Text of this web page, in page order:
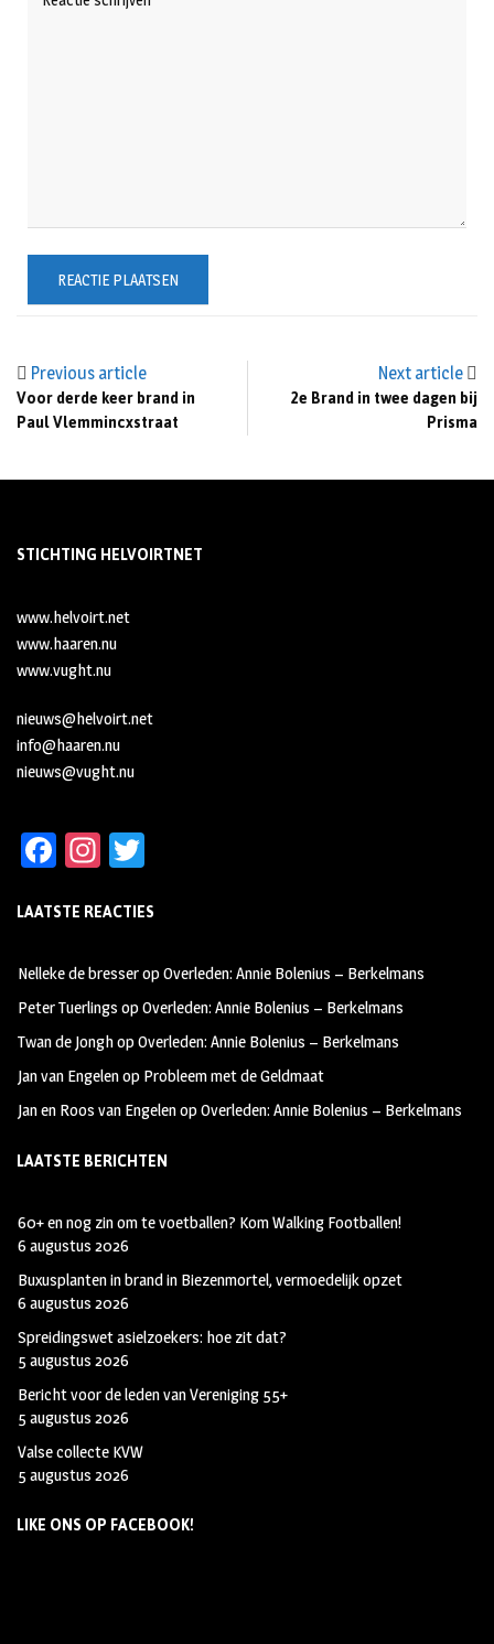
Previous article
Voor derde keer brand in
Paul Vlemmincxstraat
Next article
2e Brand in twee dagen bij
Prisma
STICHTING HELVOIRTNET
www.helvoirt.net
www.haaren.nu
www.vught.nu
nieuws@helvoirt.net
info@haaren.nu
nieuws@vught.nu
Fa
b
oo
k
In
ag
m
tt
LAATSTE REACTIES
Nelleke de bresseropOverleden: Annie Bolenius – Berkelmans
Peter Tuerlings opOverleden: Annie Bolenius – Berkelmans
Twan de JonghopOverleden: Annie Bolenius – Berkelmans
Jan van Engelenop Probleem met de Geldmaat
Jan en Roos van EngelenopOverleden: Annie Bolenius – Berkelmans
LAATSTE BERICHTEN
60+ en nog zin om te voetballen? Kom Walking Footballen!
6 augustus 2026
Buxusplanten in brand in Biezenmortel, vermoedelijk opzet
6 augustus 2026
Spreidingswet asielzoekers: hoe zit dat?
5 augustus 2026
Bericht voor de leden van Vereniging 55+
5 augustus 2026
Valse collecte KVW
5 augustus 2026
LIKE ONS OP FACEBOOK!